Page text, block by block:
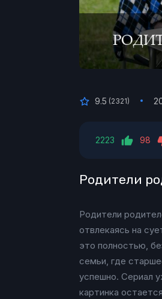
9.5 (2321)
2223 98
Родители
Родители
отвлекаясь на
это полностью,
семьи, где
успешно. Сериал
картинка